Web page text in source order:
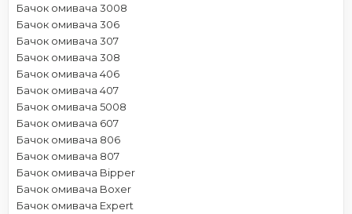
Бачок омивача 3008
Бачок омивача 306
Бачок омивача 307
Бачок омивача 308
Бачок омивача 406
Бачок омивача 407
Бачок омивача 5008
Бачок омивача 607
Бачок омивача 806
Бачок омивача 807
Бачок омивача Bipper
Бачок омивача Boxer
Бачок омивача Expert